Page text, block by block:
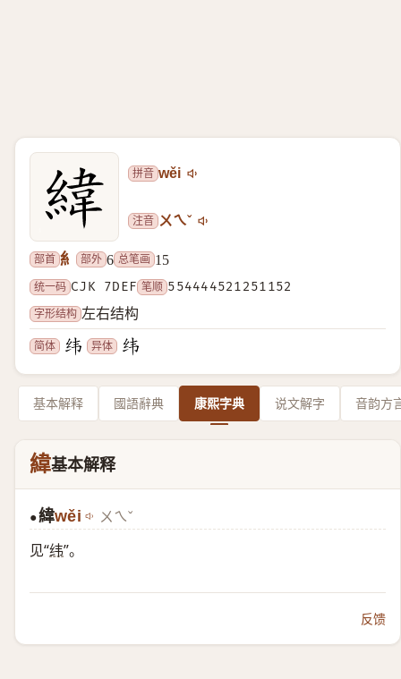
拼音 wěi
注音 ㄨㄟˇ
部首 糹 部外 6 总笔画 15
统一码 CJK 7DEF 笔顺 554444521251152
字形结构 左右结构
简体 异体
基本解释 國語辭典 康熙字典 说文解字 音韵方
緯基本解释
●緯wěi ㄨㄟˇ
见“纬”。
反馈